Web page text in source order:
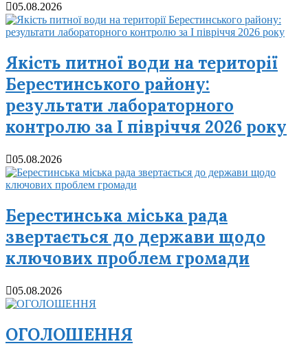
05.08.2026
Якість питної води на території
Берестинського району:
результати лабораторного
контролю за І півріччя 2026 року
05.08.2026
Берестинська міська рада
звертається до держави щодо
ключових проблем громади
05.08.2026
ОГОЛОШЕННЯ